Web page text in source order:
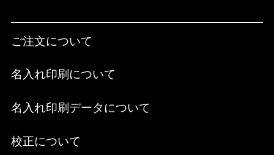
ご注文について
名入れ印刷について
名入れ印刷データについて
校正について